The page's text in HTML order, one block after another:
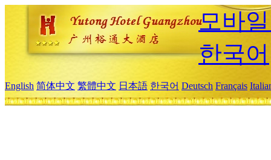
모바
한국어
English 简体中文 繁體中文 日本語 한국어 Deutsch Français